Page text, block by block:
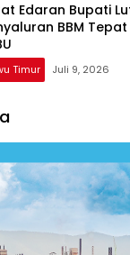
Edaran Bupati
BBM
Timur Juli 9, 2026